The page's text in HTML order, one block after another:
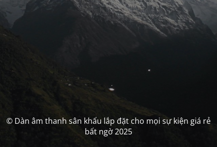
© Dàn âm thanh sân khấu lắp đặt cho mọi sự kiện giá rẻ
bất ngờ 2025